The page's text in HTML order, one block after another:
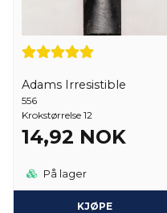
Adams Irresistible
556
Krokstørrelse 12
14,92 NOK
På lager
KJØPE